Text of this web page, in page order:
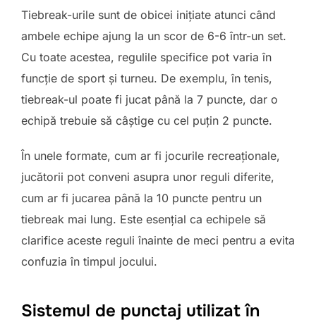
Tiebreak-urile sunt de obicei inițiate atunci când
ambele echipe ajung la un scor de 6-6 într-un set.
Cu toate acestea, regulile specifice pot varia în
funcție de sport și turneu. De exemplu, în tenis,
tiebreak-ul poate fi jucat până la 7 puncte, dar o
echipă trebuie să câștige cu cel puțin 2 puncte.
În unele formate, cum ar fi jocurile recreaționale,
jucătorii pot conveni asupra unor reguli diferite,
cum ar fi jucarea până la 10 puncte pentru un
tiebreak mai lung. Este esențial ca echipele să
clarifice aceste reguli înainte de meci pentru a evita
confuzia în timpul jocului.
Sistemul de punctaj utilizat în